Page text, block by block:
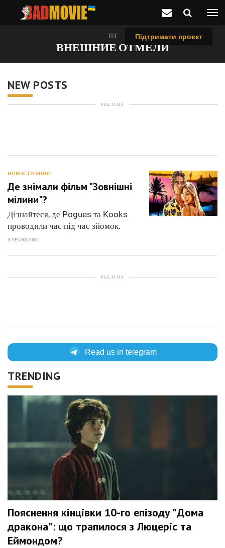
Підтримати проєкт
ТЕГ
ВНЕШНИЕ ОТМЕЛИ
NEW POSTS
РЕКЛАМА
НОВОСТИ КИНО
Де знімали фільм "Зовнішні
мілини"?
Дізнайтеся, де Pogues та Kooks
проводили час під час зйомок.
3 YEARS AGO
РЕКЛАМА
Read us in telegram
TRENDING
Пояснення кінцівки 10-го епізоду "Дома
дракона": що трапилося з Люцеріс та
Еймондом?